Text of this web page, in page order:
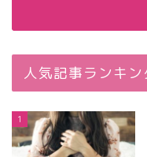
人気記事ランキン
1